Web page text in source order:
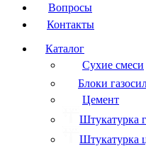
Вопросы
Контакты
Каталог
Сухие смеси
Блоки
Цемент
Штукатурка
Штукатурка